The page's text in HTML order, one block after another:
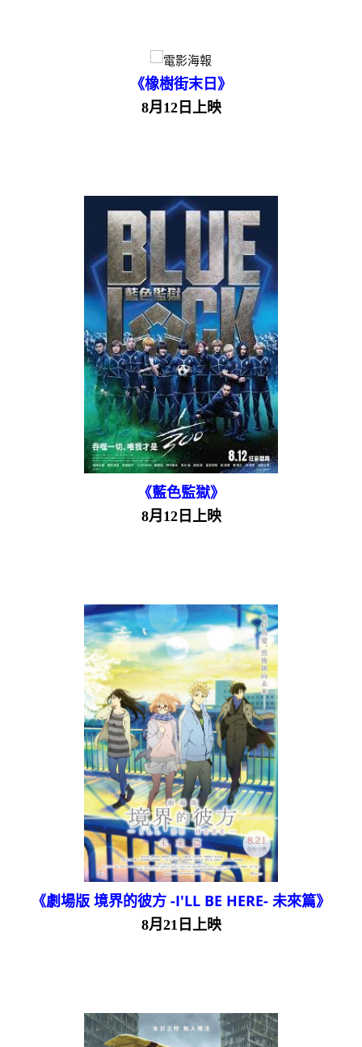
《橡樹街末日》
8月12日上映
《藍色監獄》
8月12日上映
《劇場版 境界的彼方 -I'LL BE HERE- 未來篇》
8月21日上映